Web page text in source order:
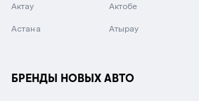
Актау Актобе
Астана Атырау
БРЕНДЫ НОВЫХ АВТО